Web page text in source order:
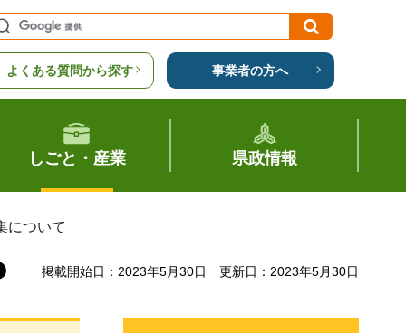
よくある質問から探す 事業者の方へ
しごと・産業 県政情報
について
掲載開始日：2023年5月30日 更新日：2023年5月30日